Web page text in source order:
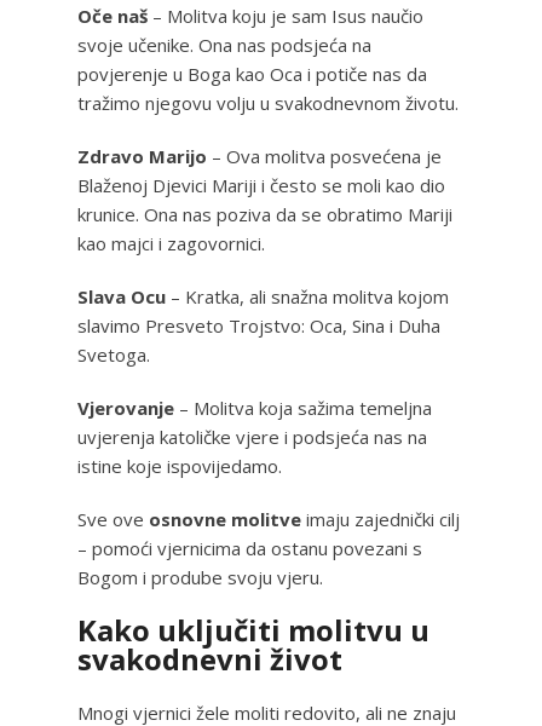
Oče naš – Molitva koju je sam Isus naučio
svoje učenike. Ona nas podsjeća na
povjerenje u Boga kao Oca i potiče nas da
tražimo njegovu volju u svakodnevnom životu.
Zdravo Marijo – Ova molitva posvećena je
Blaženoj Djevici Mariji i često se moli kao dio
krunice. Ona nas poziva da se obratimo Mariji
kao majci i zagovornici.
Slava Ocu – Kratka, ali snažna molitva kojom
slavimo Presveto Trojstvo: Oca, Sina i Duha
Svetoga.
Vjerovanje – Molitva koja sažima temeljna
uvjerenja katoličke vjere i podsjeća nas na
istine koje ispovijedamo.
Sve ove osnovne molitve imaju zajednički cilj
– pomoći vjernicima da ostanu povezani s
Bogom i prodube svoju vjeru.
Kako uključiti molitvu u
svakodnevni život
Mnogi vjernici žele moliti redovito, ali ne znaju